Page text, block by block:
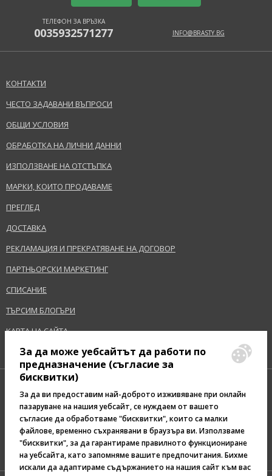
ТЕЛЕФОН ЗА ВРЪЗКА
0035932571277 INFO@BRASTY.BG
КОНТАКТИ
ЧЕСТО ЗАДАВАНИ ВЪПРОСИ
ОБЩИ УСЛОВИЯ
ОБРАБОТКА НА ЛИЧНИ ДАННИ
ИЗПОЛЗВАНЕ НА ОТСТЪПКА
МАРКИ, КОИТО ПРОДАВАМЕ
ПРЕГЛЕД
ДОСТАВКА
РЕКЛАМАЦИЯ И ПРЕКРАТЯВАНЕ НА ДОГОВОР
ПАРТНЬОРСКИ МАРКЕТИНГ
СПИСАНИЕ
ТЪРСИМ БЛОГЪРИ
КАРТА НА САЙТА
Pazaruvaj - Надежден
помощник за покупки
За да може уебсайтът да работи по
предназначение (съгласие за
бисквитки)
За да ви предоставим най-доброто изживяване при онлайн
пазаруване на нашия уебсайт, се нуждаем от вашето
съгласие да обработваме "бисквитки", които са малки
файлове, временно съхранявани в браузъра ви. Използваме
"бисквитки", за да гарантираме правилното функциониране
на уебсайта, като запомняме вашите предпочитания. Бихме
искали да адаптираме съдържанието на нашия сайт към вас